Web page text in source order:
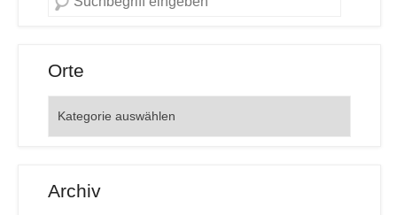
Orte
Archiv